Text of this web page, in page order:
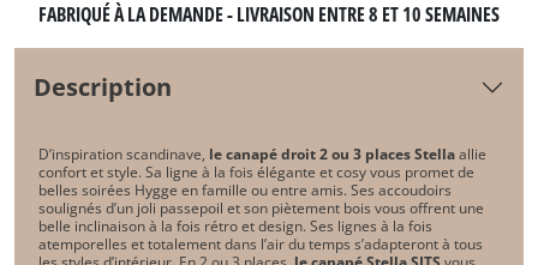
FABRIQUÉ À LA DEMANDE - LIVRAISON ENTRE 8 ET 10 SEMAINES
Description
D’inspiration scandinave, le canapé droit 2 ou 3 places Stellaallie
confort et style. Sa ligne à la fois élégante et cosy vous promet de
belles soirées Hygge en famille ou entre amis. Ses accoudoirs
soulignés d’un joli passepoil et son piètement bois vous offrent une
belle inclinaison à la fois rétro et design. Ses lignes à la fois
atemporelles et totalement dans l’air du temps s’adapteront à tous